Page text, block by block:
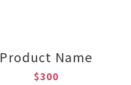
Product Name
$300